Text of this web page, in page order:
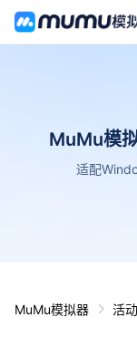
MuMu模
适配
MuMu模拟器 活